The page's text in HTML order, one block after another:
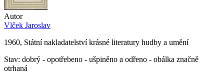
Autor
Vlček Jaroslav
1960, Státní nakladatelství krásné literatury hudby a umění
Stav: dobrý - opotřebeno - ušpiněno a odřeno - obálka značně
otrhaná